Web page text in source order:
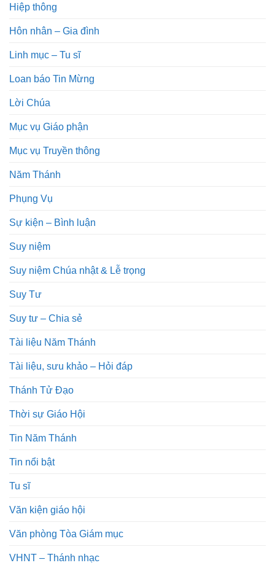
Hiệp thông
Hôn nhân – Gia đình
Linh mục – Tu sĩ
Loan báo Tin Mừng
Lời Chúa
Mục vụ Giáo phận
Mục vụ Truyền thông
Năm Thánh
Phụng Vụ
Sự kiện – Bình luận
Suy niệm
Suy niệm Chúa nhật & Lễ trọng
Suy Tư
Suy tư – Chia sẻ
Tài liệu Năm Thánh
Tài liệu, sưu khảo – Hỏi đáp
Thánh Tử Đạo
Thời sự Giáo Hội
Tin Năm Thánh
Tin nổi bật
Tu sĩ
Văn kiện giáo hội
Văn phòng Tòa Giám mục
VHNT – Thánh nhạc